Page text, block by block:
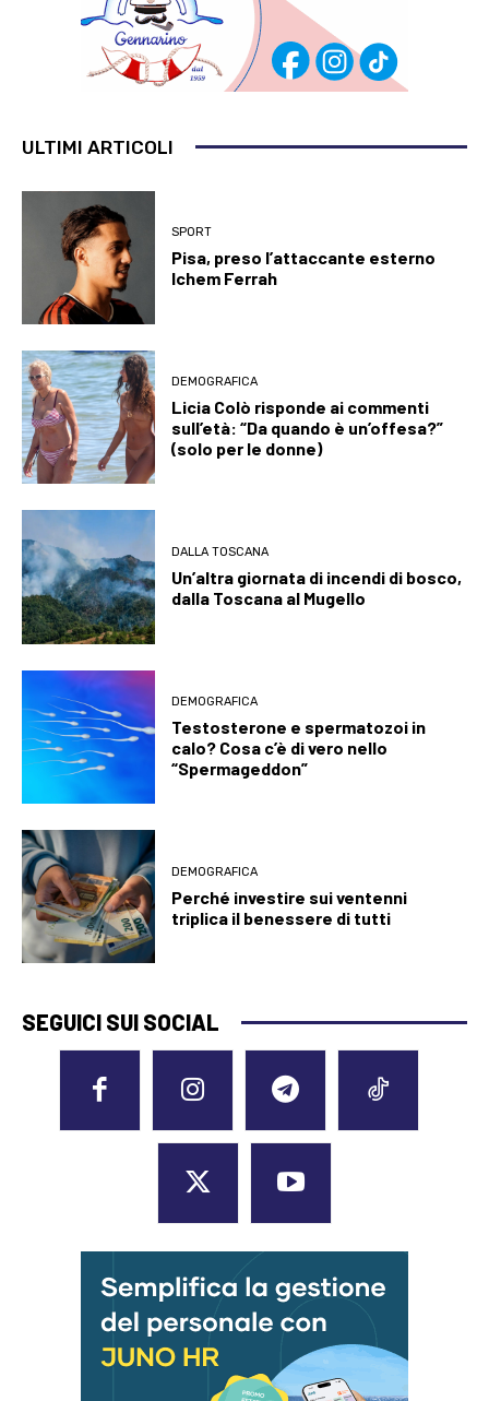
ULTIMI ARTICOLI
SPORT
Pisa, preso l’attaccante esterno
Ichem Ferrah
DEMOGRAFICA
Licia Colò risponde ai commenti
sull’età: “Da quando è un’offesa?”
(solo per le donne)
DALLA TOSCANA
Un’altra giornata di incendi di bosco,
dalla Toscana al Mugello
DEMOGRAFICA
Testosterone e spermatozoi in
calo? Cosa c’è di vero nello
“Spermageddon”
DEMOGRAFICA
Perché investire sui ventenni
triplica il benessere di tutti
SEGUICI SUI SOCIAL